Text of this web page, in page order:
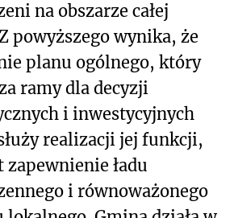
na obszarze całej
powyższego wynika, że
planu ogólnego, który
ramy dla decyzji
i inwestycyjnych
realizacji jej funkcji,
zapewnienie ładu
i równoważonego